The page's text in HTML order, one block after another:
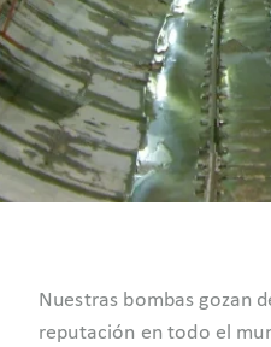
Nuestras bombas gozan
reputación en todo el